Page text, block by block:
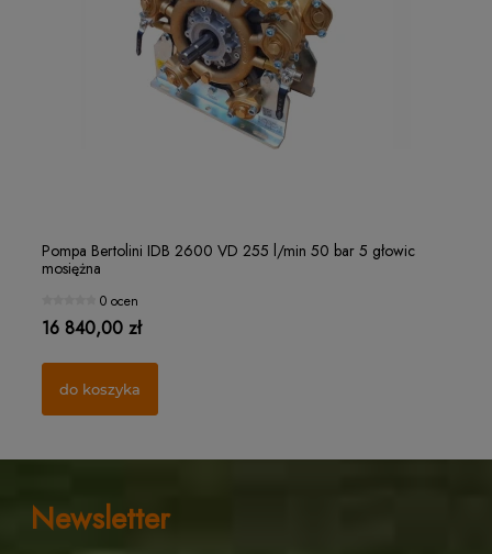
Pompa Bertolini IDB 2600 VD 255 l/min 50 bar 5 głowic
mosiężna
0 ocen
16 840,00 zł
do koszyka
Filterek rozpylacza "czapeczka" Ø15 MESH 32
1 ocena
1,25 zł
do koszyka
Newsletter